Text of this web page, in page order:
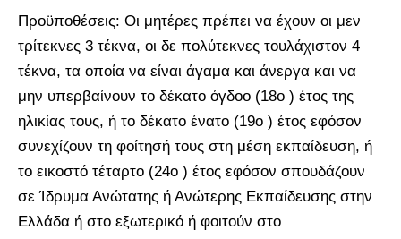
Προϋποθέσεις: Οι μητέρες πρέπει να έχουν οι μεν
τρίτεκνες 3 τέκνα, οι δε πολύτεκνες τουλάχιστον 4
τέκνα, τα οποία να είναι άγαμα και άνεργα και να
μην υπερβαίνουν το δέκατο όγδοο (18ο ) έτος της
ηλικίας τους, ή το δέκατο ένατο (19ο ) έτος εφόσον
συνεχίζουν τη φοίτησή τους στη μέση εκπαίδευση, ή
το εικοστό τέταρτο (24ο ) έτος εφόσον σπουδάζουν
σε Ίδρυμα Ανώτατης ή Ανώτερης Εκπαίδευσης στην
Ελλάδα ή στο εξωτερικό ή φοιτούν στο